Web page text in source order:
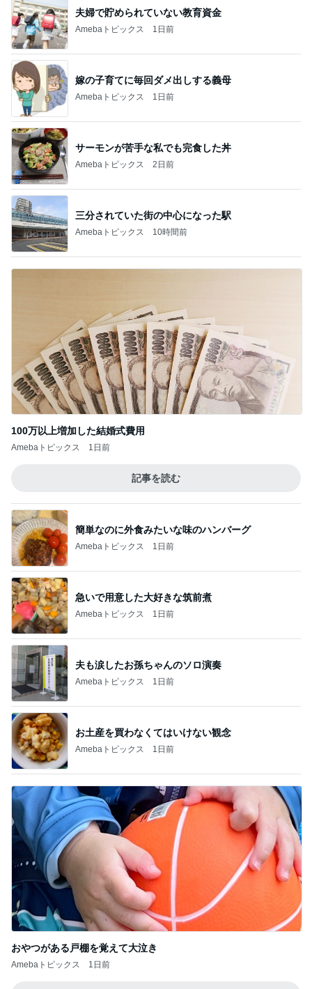
夫婦で貯められていない教育資金
Amebaトピックス 1日前
嫁の子育てに毎回ダメ出しする義母
Amebaトピックス 1日前
サーモンが苦手な私でも完食した丼
Amebaトピックス 2日前
三分されていた街の中心になった駅
Amebaトピックス 10時間前
100万以上増加した結婚式費用
Amebaトピックス 1日前
記事を読む
簡単なのに外食みたいな味のハンバーグ
Amebaトピックス 1日前
急いで用意した大好きな筑前煮
Amebaトピックス 1日前
夫も涙したお孫ちゃんのソロ演奏
Amebaトピックス 1日前
お土産を買わなくてはいけない観念
Amebaトピックス 1日前
おやつがある戸棚を覚えて大泣き
Amebaトピックス 1日前